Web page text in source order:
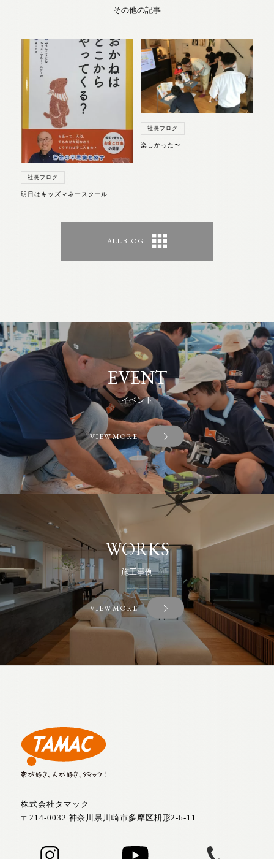
その他の記事
社長ブログ
明日はキッズマネースクール
社長ブログ
楽しかった〜
ALL BLOG
EVENT
イベント
VIEW MORE
WORKS
施工事例
VIEW MORE
株式会社タマック
〒214-0032 神奈川県川崎市多摩区枡形2-6-11